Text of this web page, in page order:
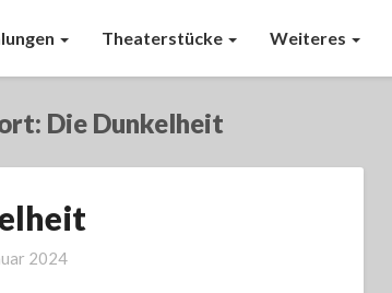
Theaterstücke Weiteres
Die Dunkelheit
2024